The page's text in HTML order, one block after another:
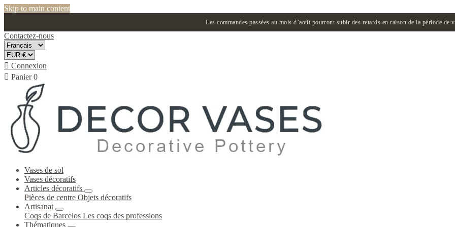
Skip to main content
Les commandes passées au mois d’août pourront subir des retards en raison de la période de
Contactez-nous
 Connexion
 Panier 0
Vases de sol
Vases décoratifs
Articles décoratifs
Pièces de centre Objets décoratifs
Artisanat
Coqs de Barcelos Les coqs des professions
Thématiques